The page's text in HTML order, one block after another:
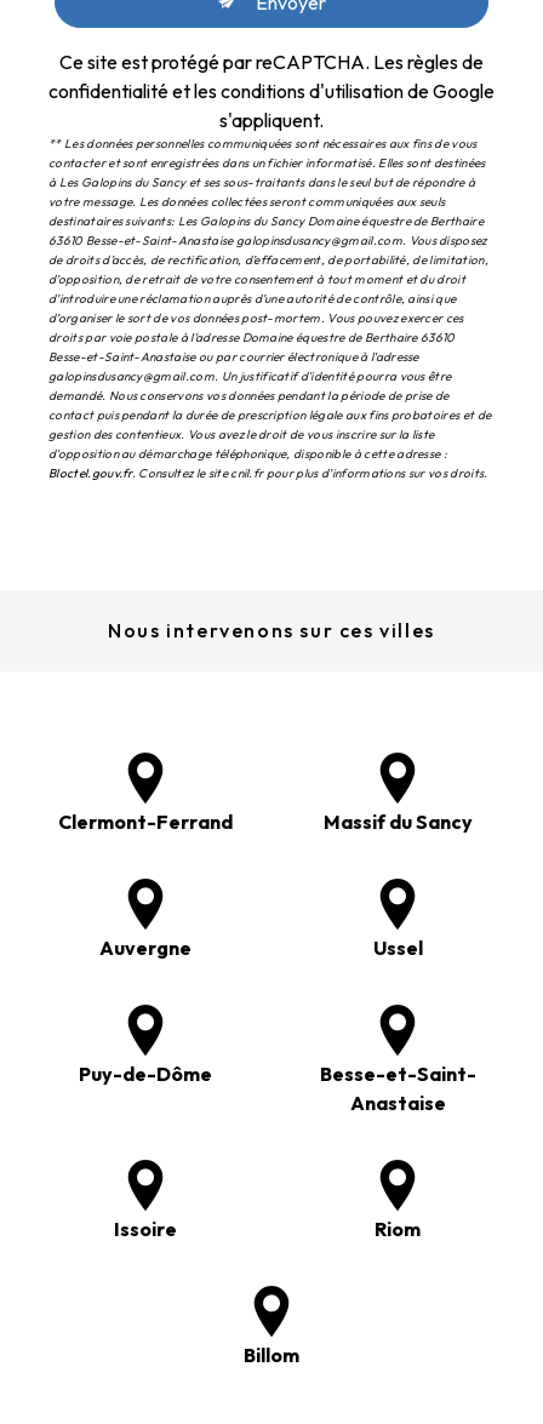
Ce site est protégé par reCAPTCHA. Lesrègles de
confidentialitéet lesconditions d'utilisationde Google
s'appliquent.
** Les données personnelles communiquées sont nécessaires aux fins de vous
contacter et sont enregistrées dans un fichier informatisé. Elles sont destinées
à Les Galopins du Sancy et ses sous-traitants dans le seul but de répondre à
votre message. Les données collectées seront communiquées aux seuls
destinataires suivants: Les Galopins du Sancy Domaine équestre de Berthaire
63610 Besse-et-Saint-Anastaise galopinsdusancy@gmail.com. Vous disposez
de droits d’accès, de rectification, d’effacement, de portabilité, de limitation,
d’opposition, de retrait de votre consentement à tout moment et du droit
d’introduire une réclamation auprès d’une autorité de contrôle, ainsi que
d’organiser le sort de vos données post-mortem. Vous pouvez exercer ces
droits par voie postale à l'adresse Domaine équestre de Berthaire 63610
Besse-et-Saint-Anastaise ou par courrier électronique à l'adresse
galopinsdusancy@gmail.com. Un justificatif d'identité pourra vous être
demandé. Nous conservons vos données pendant la période de prise de
contact puis pendant la durée de prescription légale aux fins probatoires et de
gestion des contentieux. Vous avez le droit de vous inscrire sur la liste
d'opposition au démarchage téléphonique, disponible à cette adresse :
Bloctel.gouv.fr. Consultez le site cnil.fr pour plus d’informations sur vos droits.
Nous intervenons sur ces villes
Clermont-Ferrand Massif du Sancy
Auvergne Ussel
Puy-de-Dôme
Besse-et-Saint-
Anastaise
Issoire Riom
Billom